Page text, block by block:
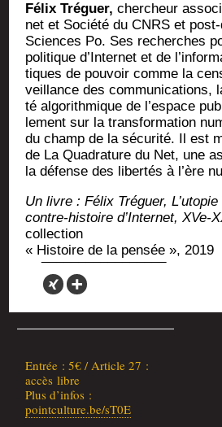
Entrée : 5€ / Article 27 :
accès libre
Plus d’infos :
pointculture.be/sT0E
Félix Tré­guer, cher­cheur
net et Socié­té du CNRS et
Sciences Po. Ses recherches
poli­tique d’In­ter­net et de
tiques de pou­voir comme la
veillance des com­mu­ni­ca­tions,
té algo­rith­mique de l’es­pace
le­ment sur la trans­for­ma­tion
du champ de la sécu­ri­té. Il est
de La Qua­dra­ture du Net, une
la défense des liber­tés à l’ère
Un livre : Félix Tré­guer,
contre-his­toire d’In­ter­net, XVe-
collection
« His­toire de la pen­sée », 2019